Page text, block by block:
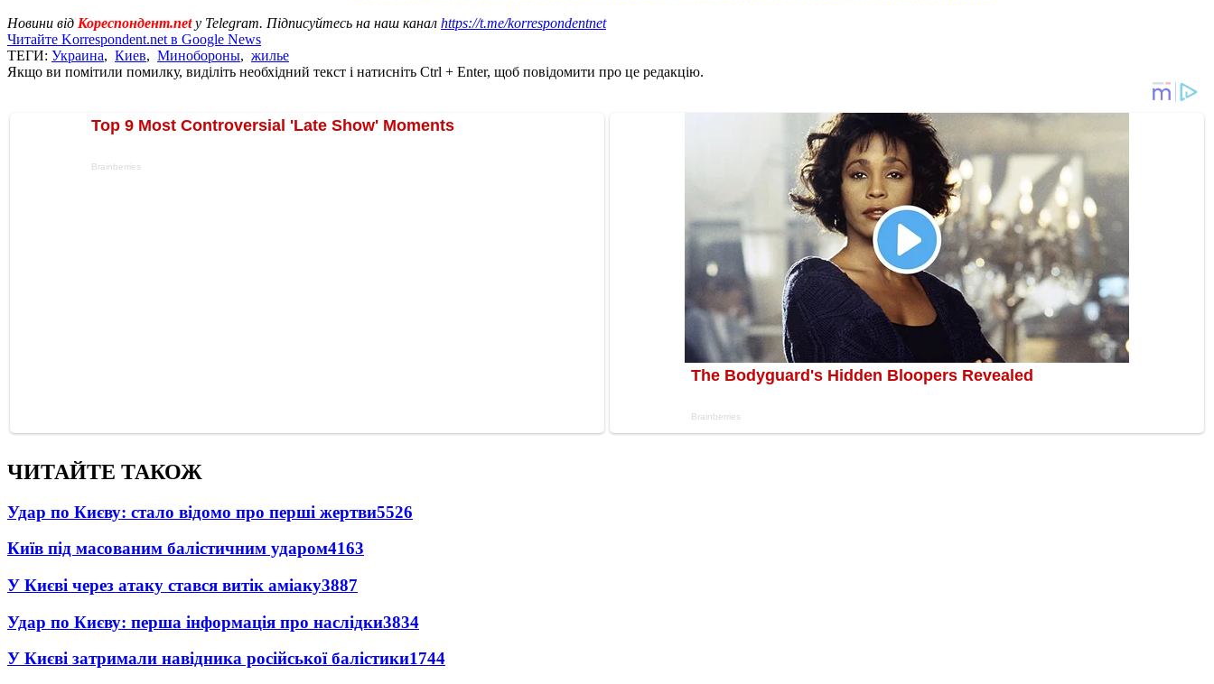
Новини від Кореспондент.netу Telegram. Підписуйтесь на наш канал https://t.me/korrespondentnet
Читайте Korrespondent.net в Google News
ТЕГИ: Украина, Киев, Минобороны, жилье
Якщо ви помітили помилку, виділіть необхідний текст і натисніть Ctrl + Enter, щоб повідомити про це редакцію.
ЧИТАЙТЕ ТАКОЖ
Удар по Києву: стало відомо про перші жертви5526
Київ під масованим балістичним ударом4163
У Києві через атаку стався витік аміаку3887
Удар по Києву: перша інформація про наслідки3834
У Києві затримали навідника російської балістики1744